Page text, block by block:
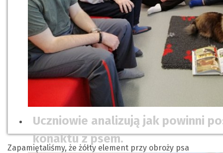
Uczniowie analizują jak powinni
konaktu z psem.
Zapamiętaliśmy, że żółty element przy obroży psa